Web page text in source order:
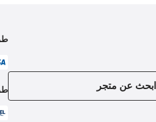
ابحث عن متجر